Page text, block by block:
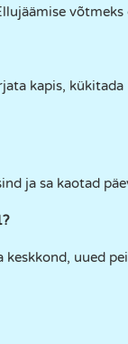
kapis,
ja sa kaotad
keskkond, uued